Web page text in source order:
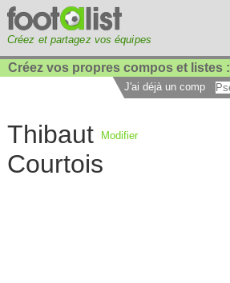
Créez et partagez vos équipes
Créez vos propres compos et listes :
J'ai déjà un compte :
Thibaut
Courtois
Modifier